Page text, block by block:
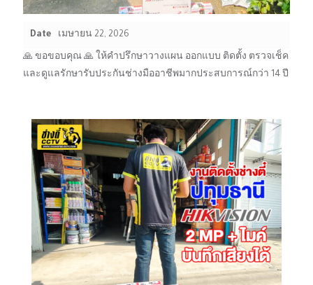
Date เมษายน 22, 2026
🙏 ขอขอบคุณ 🙏 ให้คำปรึกษาวางแผน ออกแบบ ติดตั้ง ตรวจเช็ค
และดูแลรักษารับประกันช่างมืออาชีพมากประสบการณ์กว่า 14 ปี